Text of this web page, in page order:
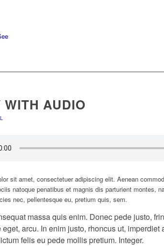
WITH AUDIO
sit amet, consectetuer adipiscing elit. Aenean
natoque penatibus et magnis dis parturient montes,
nec, pellentesque eu, pretium quis, sem.
massa quis enim. Donec pede justo,
eget, arcu. In enim justo, rhoncus ut, imperdiet
felis eu pede mollis pretium. Integer.